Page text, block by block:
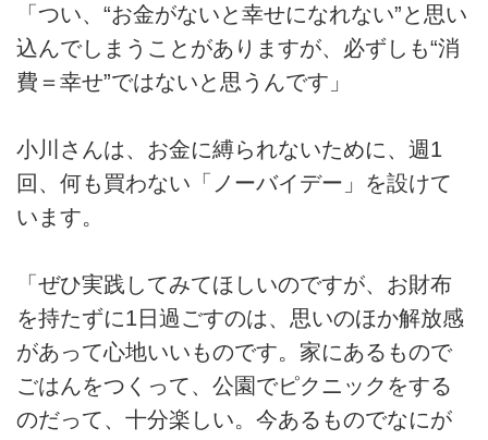
「つい、“お金がないと幸せになれない”と思い
込んでしまうことがありますが、必ずしも“消
費＝幸せ”ではないと思うんです」
小川さんは、お金に縛られないために、週1
回、何も買わない「ノーバイデー」を設けて
います。
「ぜひ実践してみてほしいのですが、お財布
を持たずに1日過ごすのは、思いのほか解放感
があって心地いいものです。家にあるもので
ごはんをつくって、公園でピクニックをする
のだって、十分楽しい。今あるものでなにが